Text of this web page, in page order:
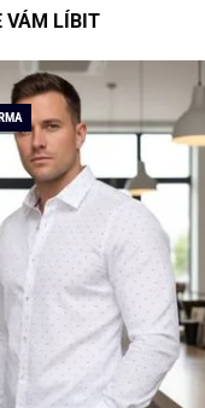
VÁM LÍBIT